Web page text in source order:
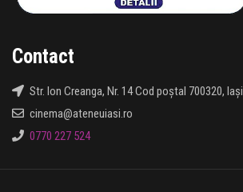
Contact
Str. Ion Creanga, Nr. 14 Cod poștal 700320, Iași
cinema@ateneuiasi.ro
0770 227 524